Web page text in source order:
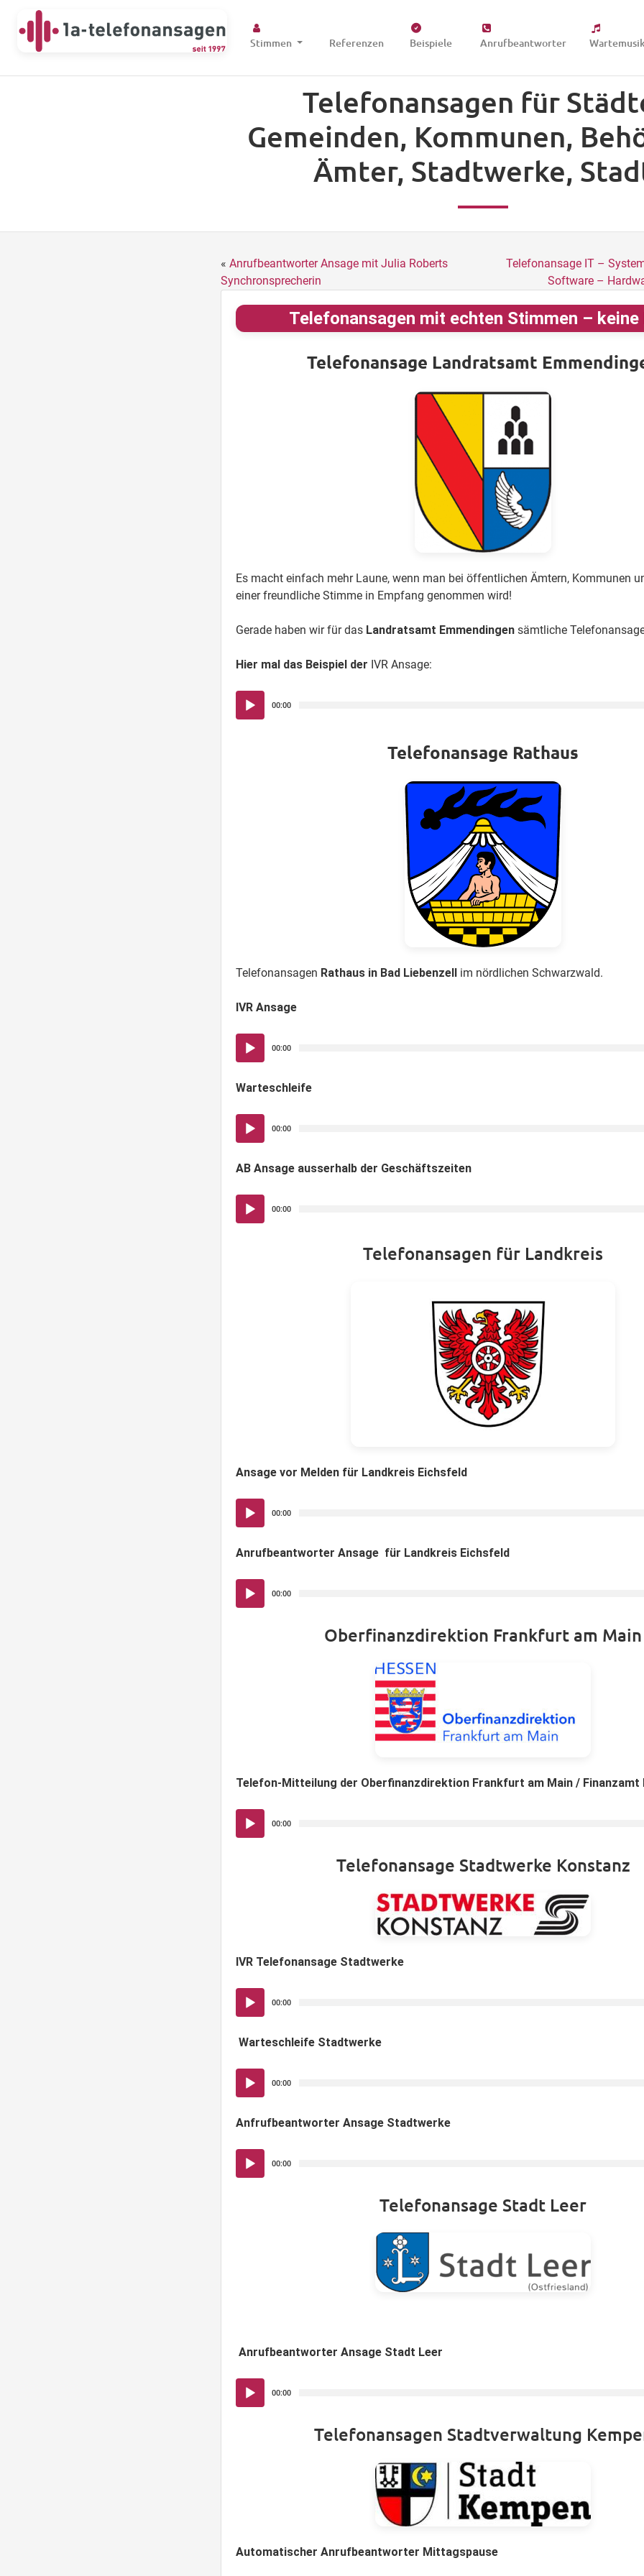
Stimmen Referenzen Beispiele Anrufbeantworter
Telefonansagen für
Gemeinden, Kommunen,
Ämter, Stadtwerke,
« Anrufbeantworter Ansage mit Julia Roberts
Synchronsprecherin
Telefonansage IT –
Software –
Telefonansagen mit echten Stimmen – keine
Telefonansage Landratsamt
Es macht einfach mehr Laune, wenn man bei öffentlichen Ämtern, Kommunen
einer freundliche Stimme in Empfang genommen wird!
Gerade haben wir für das Landratsamt Emmendingen sämtliche
Hier mal das Beispiel der IVR Ansage:
Audio-
Player
00:00
Telefonansage Rathaus
Telefonansagen Rathaus in Bad Liebenzell im nördlichen Schwarzwald.
IVR Ansage
Audio-
Player
00:00
Warteschleife
Audio-
Player
00:00
AB Ansage ausserhalb der Geschäftszeiten
Audio-
Player
00:00
Telefonansagen für Landkreis
Ansage vor Melden für Landkreis Eichsfeld
Audio-
Player
00:00
Anrufbeantworter Ansage für Landkreis Eichsfeld
Audio-
Player
00:00
Oberfinanzdirektion Frankfurt am Main
Telefon-Mitteilung der Oberfinanzdirektion Frankfurt am Main / Finanzamt
Audio-
Player
00:00
Telefonansage Stadtwerke Konstanz
IVR Telefonansage Stadtwerke
Audio-
Player
00:00
Warteschleife Stadtwerke
Audio-
Player
00:00
Anfrufbeantworter Ansage Stadtwerke
Audio-
Player
00:00
Telefonansage Stadt Leer
Anrufbeantworter Ansage Stadt Leer
Audio-
Player
00:00
Telefonansagen Stadtverwaltung
Automatischer Anrufbeantworter Mittagspause